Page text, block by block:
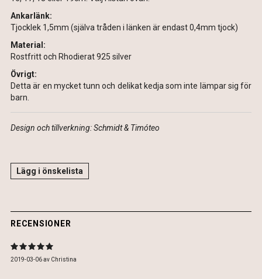
Ankarlänk:
Tjocklek 1,5mm (själva tråden i länken är endast 0,4mm tjock)
Material:
Rostfritt och Rhodierat 925 silver
Övrigt:
Detta är en mycket tunn och delikat kedja som inte lämpar sig för
barn.
Design och tillverkning: Schmidt & Timóteo
Lägg i önskelista
RECENSIONER
2019-03-06av Christina